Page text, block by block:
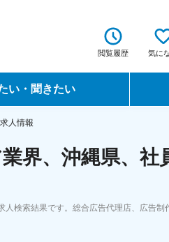
閲覧履歴 気に
い・聞きたい
職 転職
人情報
界、沖縄県、社
検索結果です。総合広告代理店、広告